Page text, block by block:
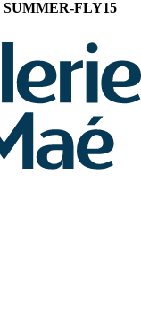
SUMMER-FLY15